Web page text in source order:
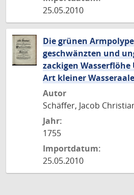
25.05.2010
Die grünen
geschwänzten und
zackigen Wasserflöhe
Art kleiner Wasseraale
Autor
Schäffer, Jacob
Jahr:
1755
Importdatum:
25.05.2010